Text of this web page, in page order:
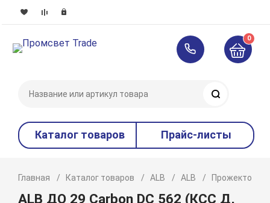
0
Каталог товаров Прайс-листы
Главная Каталог товаров ALB ALB Прожекторы
ALB ДО 29 Carbon DC 562 (КСС Д,